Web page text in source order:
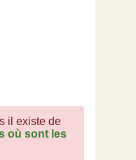
il existe de
où sont les